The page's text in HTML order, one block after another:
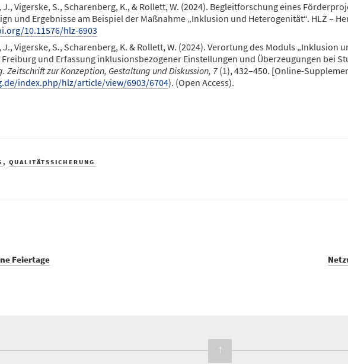
Vigerske, S., Scharenberg, K., & Rollett, W. (2024). Begleitforschung eines
und Ergebnisse am Beispiel der Maßnahme „Inklusion und Heterogenität“. HLZ –
10.11576/hlz-6903
Vigerske, S., Scharenberg, K. & Rollett, W. (2024). Verortung des Moduls
und Erfassung inklusionsbezogener Einstellungen und Überzeugungen bei
Zeitschrift zur Konzeption, Gestaltung und Diskussion, 7(1), 432–450. [Online-
index.php/hlz/article/view/6903/6704). (Open Access).
, QUALITÄTSSICHERUNG
Feiertage
↑